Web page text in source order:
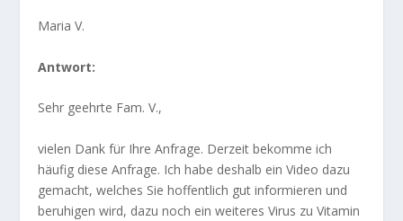
Maria V.
Antwort:
Sehr geehrte Fam. V.,
vielen Dank für Ihre Anfrage. Derzeit bekomme ich
häufig diese Anfrage. Ich habe deshalb ein Video dazu
gemacht, welches Sie hoffentlich gut informieren und
beruhigen wird, dazu noch ein weiteres Virus zu Vitamin